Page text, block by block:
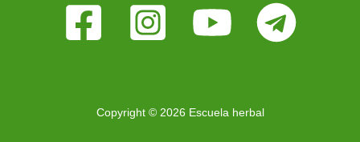
Copyright © 2026 Escuela herbal